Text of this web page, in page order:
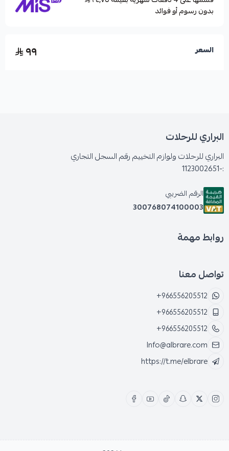
بدون رسوم أو فوائد
السعر ٩٩
البراري للرحلات
البراري للرحلات ولوازم التخييم رقم السجل التجاري
:-1123002651
الرقم الضريبي
300768074100003
روابط مهمة
تواصل معنا
+966556205512
+966556205512
+966556205512
Info@albrare.com
https://t.me/elbrare